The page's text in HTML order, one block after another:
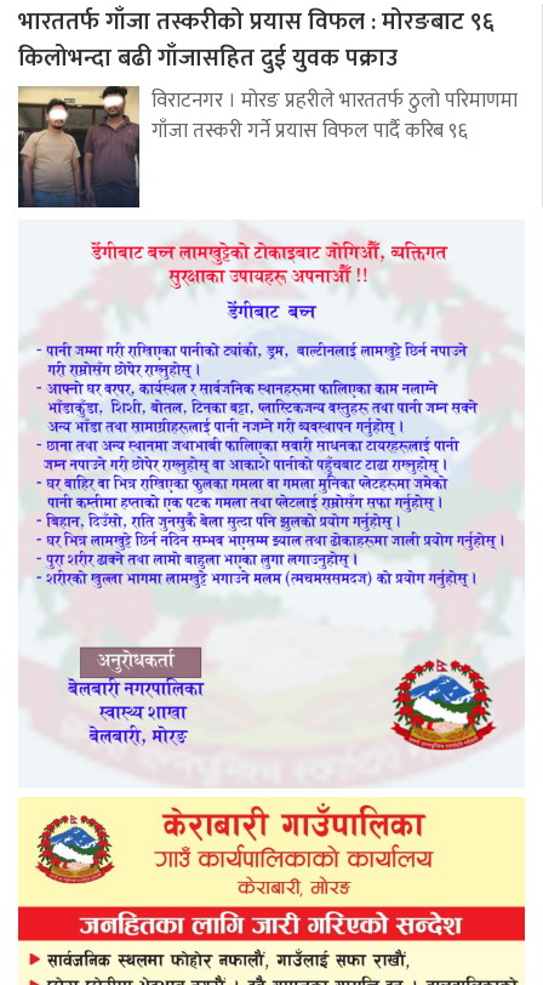
भारततर्फ गाँजा तस्करीको प्रयास विफल : मोरङबाट ९६
किलोभन्दा बढी गाँजासहित दुई युवक पक्राउ
विराटनगर । मोरङ प्रहरीले भारततर्फ ठुलो परिमाणमा
गाँजा तस्करी गर्ने प्रयास विफल पार्दै करिब ९६